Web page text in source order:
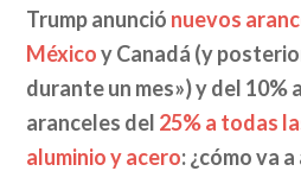
Trump anunció nuevos
Méxicoy Canadá (y
durante un mes») y del 10%
aranceles del 25% a todas
aluminio y acero: ¿cómo va